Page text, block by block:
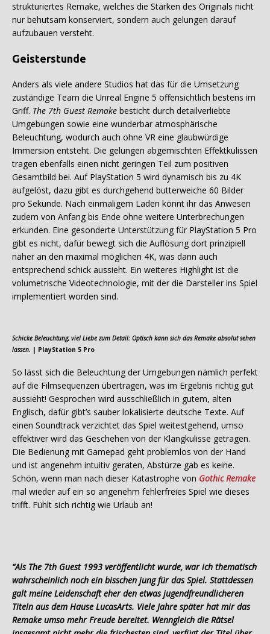
strukturiertes Remake, welches die Stärken des Originals nicht
nur behutsam konserviert, sondern auch gelungen darauf
aufzubauen versteht.
Geisterstunde
Anders als viele andere Studios hat das für die Umsetzung
zuständige Team die Unreal Engine 5 offensichtlich bestens im
Griff. The 7th Guest Remake besticht durch detailverliebte
Umgebungen sowie eine wunderbar atmosphärische
Beleuchtung, wodurch auch ohne VR eine glaubwürdige
Immersion entsteht. Die gelungen abgemischten Effektkulissen
tragen ebenfalls einen nicht geringen Teil zum positiven
Gesamtbild bei. Auf PlayStation 5 wird dynamisch bis zu 4K
aufgelöst, dazu gibt es durchgehend butterweiche 60 Bilder
pro Sekunde. Nach einmaligem Laden könnt ihr das Anwesen
zudem von Anfang bis Ende ohne weitere Unterbrechungen
erkunden. Eine gesonderte Unterstützung für PlayStation 5 Pro
gibt es nicht, dafür bewegt sich die Auflösung dort prinzipiell
näher an den maximal möglichen 4K, was dann auch
entsprechend schick aussieht. Ein weiteres Highlight ist die
volumetrische Videotechnologie, mit der die Darsteller ins Spiel
implementiert worden sind.
Schicke Beleuchtung, viel Liebe zum Detail: Optisch kann sich das Remake absolut sehen
lassen. | PlayStation 5 Pro
So lässt sich die Beleuchtung der Umgebungen nämlich perfekt
auf die Filmsequenzen übertragen, was im Ergebnis richtig gut
aussieht! Gesprochen wird ausschließlich in gutem, alten
Englisch, dafür gibt’s sauber lokalisierte deutsche Texte. Auf
einen Soundtrack verzichtet das Spiel weitestgehend, umso
effektiver wird das Geschehen von der Klangkulisse getragen.
Die Bedienung mit Gamepad geht problemlos von der Hand
und ist angenehm intuitiv geraten, Abstürze gab es keine.
Schön, wenn man nach dieser Katastrophe von Gothic Remake
mal wieder auf ein so angenehm fehlerfreies Spiel wie dieses
trifft. Fühlt sich richtig wie Urlaub an!
“Als The 7th Guest 1993 veröffentlicht wurde, war ich thematisch
wahrscheinlich noch ein bisschen jung für das Spiel. Stattdessen
galt meine Leidenschaft eher den etwas jugendfreundlicheren
Titeln aus dem Hause LucasArts. Viele Jahre später hat mir das
Remake umso mehr Freude bereitet. Wenngleich die Rätsel